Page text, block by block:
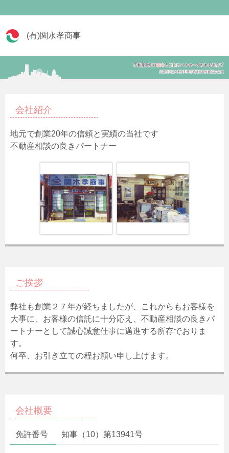
(有)関水孝商事
会社紹介
地元で創業20年の信頼と実績の当社です
不動産相談の良きパートナー
ご挨拶
弊社も創業２７年が経ちましたが、これからもお客様を
大事に、お客様の信託に十分応え、不動産相談の良きパ
ートナーとして誠心誠意仕事に邁進する所存でおりま
す。
何卒、お引き立ての程お願い申し上げます。
会社概要
免許番号 知事（10）第13941号